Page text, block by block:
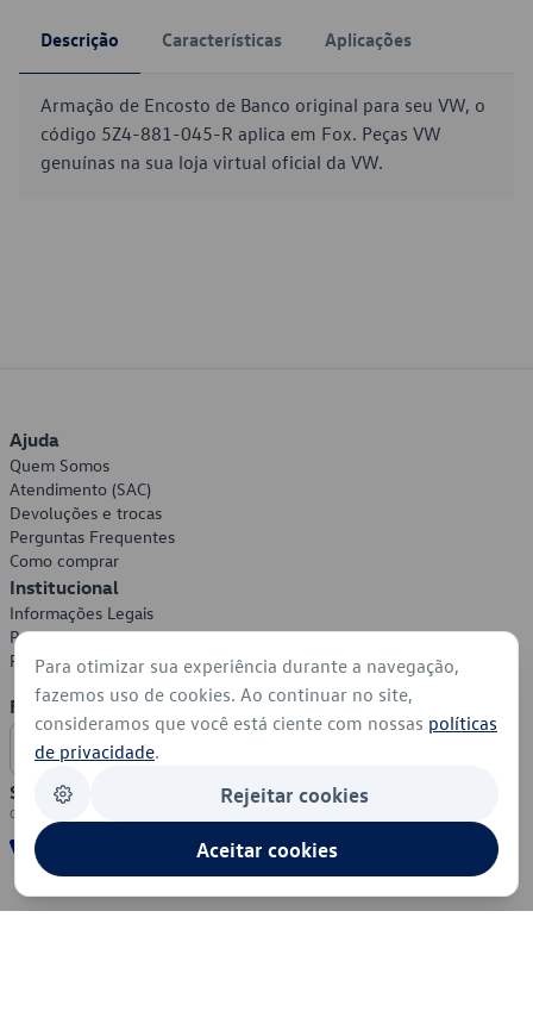
Descrição Características Aplicações
Armação de Encosto de Banco original para seu VW, o
código 5Z4-881-045-R aplica em Fox. Peças VW
genuínas na sua loja virtual oficial da VW.
Ajuda
Quem Somos
Atendimento (SAC)
Devoluções e trocas
Perguntas Frequentes
Como comprar
Institucional
Informações Legais
Política de Privacidade
Política de Cookies
Formas de Pagamento
Segurança
Para otimizar sua experiência durante a navegação,
fazemos uso de cookies. Ao continuar no site,
consideramos que você está ciente com nossas políticas
de privacidade.
Rejeitar cookies
Aceitar cookies